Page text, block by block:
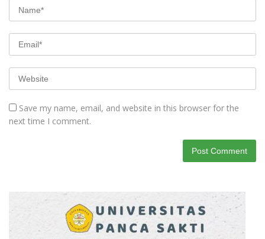
Save my name, email, and website in this browser for the
next time I comment.